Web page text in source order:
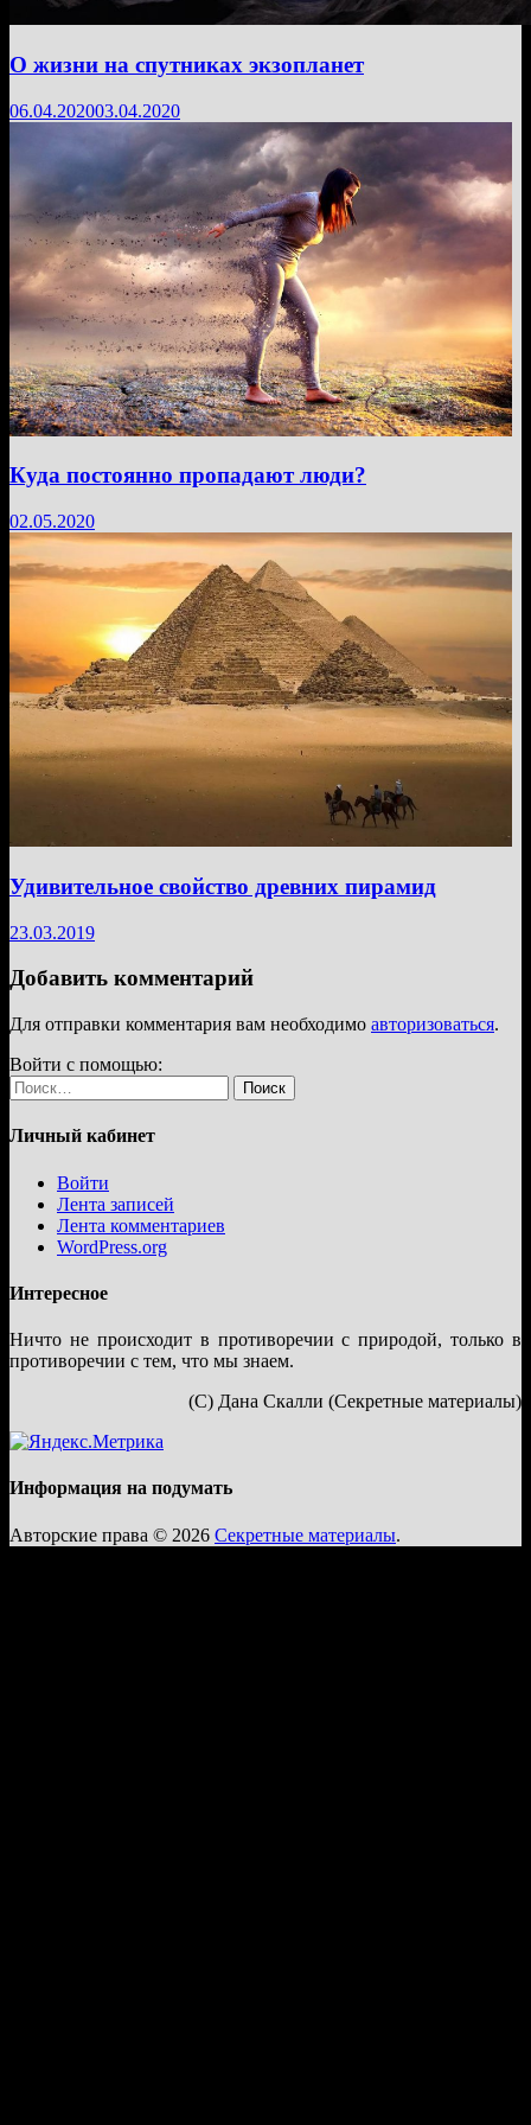
О жизни на спутниках экзопланет
06.04.202003.04.2020
Куда постоянно пропадают люди?
02.05.2020
Удивительное свойство древних пирамид
23.03.2019
Добавить комментарий
Для отправки комментария вам необходимо авторизоваться.
Войти с помощью:
Найти:
Личный кабинет
Войти
Лента записей
Лента комментариев
WordPress.org
Интересное
Ничто не происходит в противоречии с природой, только в
противоречии с тем, что мы знаем.
(С) Дана Скалли (Секретные материалы)
Информация на подумать
Авторские права © 2026 Секретные материалы.